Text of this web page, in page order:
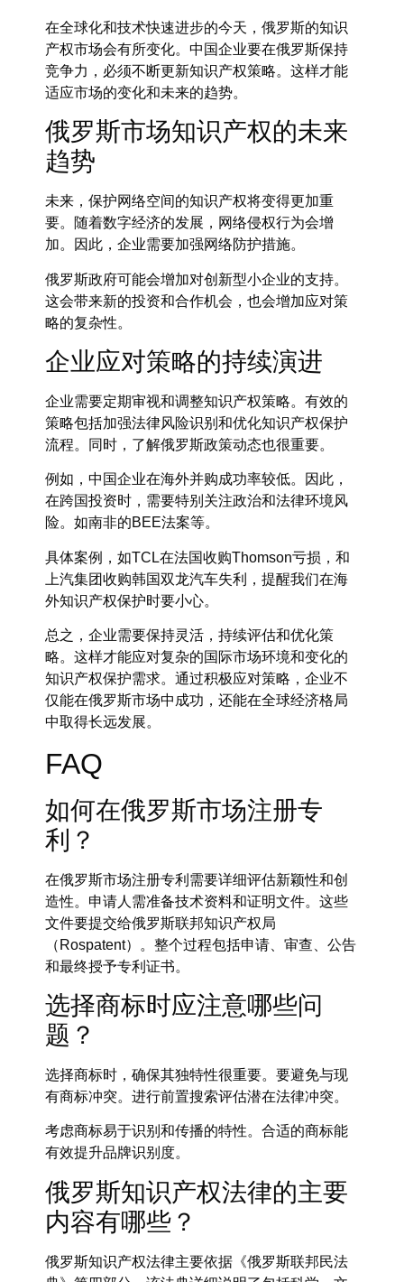
在全球化和技术快速进步的今天，俄罗斯的知识
产权市场会有所变化。中国企业要在俄罗斯保持
竞争力，必须不断更新知识产权策略。这样才能
适应市场的变化和未来的趋势。
俄罗斯市场知识产权的未来
趋势
未来，保护网络空间的知识产权将变得更加重
要。随着数字经济的发展，网络侵权行为会增
加。因此，企业需要加强网络防护措施。
俄罗斯政府可能会增加对创新型小企业的支持。
这会带来新的投资和合作机会，也会增加应对策
略的复杂性。
企业应对策略的持续演进
企业需要定期审视和调整知识产权策略。有效的
策略包括加强法律风险识别和优化知识产权保护
流程。同时，了解俄罗斯政策动态也很重要。
例如，中国企业在海外并购成功率较低。因此，
在跨国投资时，需要特别关注政治和法律环境风
险。如南非的BEE法案等。
具体案例，如TCL在法国收购Thomson亏损，和
上汽集团收购韩国双龙汽车失利，提醒我们在海
外知识产权保护时要小心。
总之，企业需要保持灵活，持续评估和优化策
略。这样才能应对复杂的国际市场环境和变化的
知识产权保护需求。通过积极应对策略，企业不
仅能在俄罗斯市场中成功，还能在全球经济格局
中取得长远发展。
FAQ
如何在俄罗斯市场注册专
利？
在俄罗斯市场注册专利需要详细评估新颖性和创
造性。申请人需准备技术资料和证明文件。这些
文件要提交给俄罗斯联邦知识产权局
（Rospatent）。整个过程包括申请、审查、公告
和最终授予专利证书。
选择商标时应注意哪些问
题？
选择商标时，确保其独特性很重要。要避免与现
有商标冲突。进行前置搜索评估潜在法律冲突。
考虑商标易于识别和传播的特性。合适的商标能
有效提升品牌识别度。
俄罗斯知识产权法律的主要
内容有哪些？
俄罗斯知识产权法律主要依据《俄罗斯联邦民法